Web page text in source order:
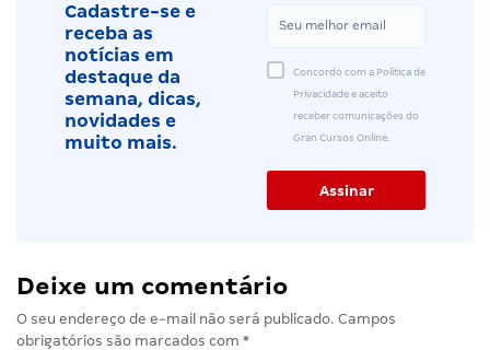
Cadastre-se e
receba as
notícias em
destaque da
semana, dicas,
novidades e
muito mais.
Concordo com a Política de
Privacidade e aceito
receber comunicações do
Gran Cursos Online.
Deixe um comentário
O seu endereço de e-mail não será publicado. Campos
obrigatórios são marcados com *